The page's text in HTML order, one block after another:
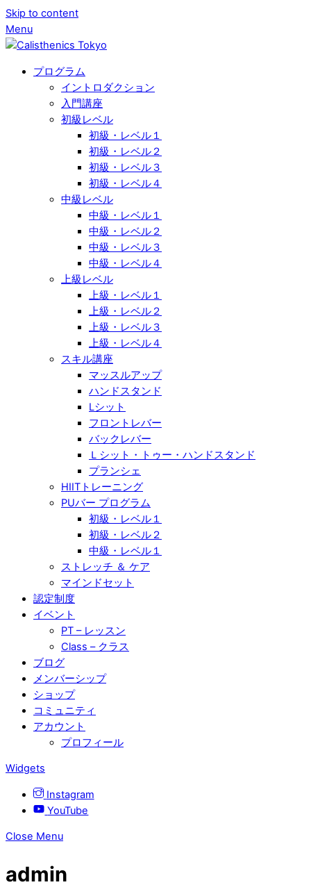
Skip to content
Menu
プログラム
イントロダクション
入門講座
初級レベル
初級・レベル１
初級・レベル２
初級・レベル３
初級・レベル４
中級レベル
中級・レベル１
中級・レベル２
中級・レベル３
中級・レベル４
上級レベル
上級・レベル１
上級・レベル２
上級・レベル３
上級・レベル４
スキル講座
マッスルアップ
ハンドスタンド
Lシット
フロントレバー
バックレバー
Ｌシット・トゥー・ハンドスタンド
プランシェ
HIITトレーニング
PUバー プログラム
初級・レベル１
初級・レベル２
中級・レベル１
ストレッチ ＆ ケア
マインドセット
認定制度
イベント
PT – レッスン
Class – クラス
ブログ
メンバーシップ
ショップ
コミュニティ
アカウント
プロフィール
Widgets
Instagram
YouTube
Close Menu
admin